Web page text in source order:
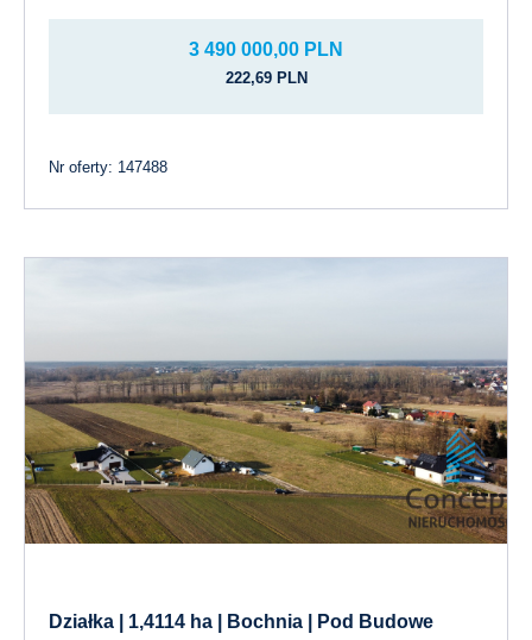
3 490 000,00 PLN
222,69 PLN
Nr oferty: 147488
Działka | 1,4114 ha | Bochnia | Pod Budowe